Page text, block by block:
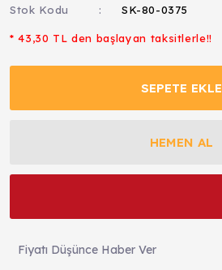
Stok Kodu
SK-80-0375
* 43,30 TL den başlayan taksitlerle!!
SEPETE EKLE
HEMEN AL
Fiyatı Düşünce Haber Ver